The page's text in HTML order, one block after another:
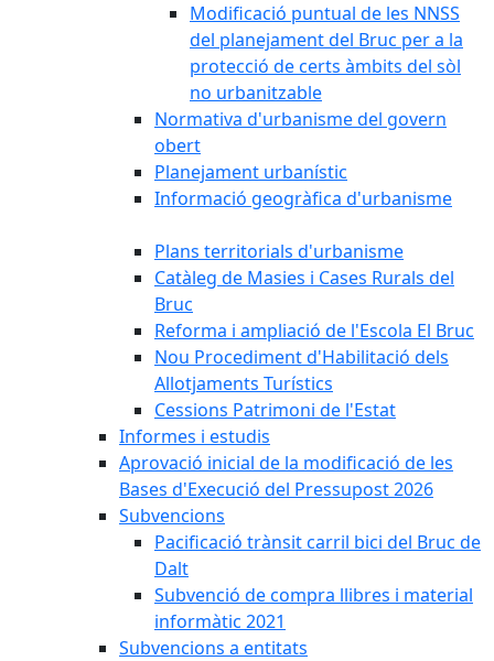
Modificació puntual de les NNSS
del planejament del Bruc per a la
protecció de certs àmbits del sòl
no urbanitzable
Normativa d'urbanisme del govern
obert
Planejament urbanístic
Informació geogràfica d'urbanisme
Plans territorials d'urbanisme
Catàleg de Masies i Cases Rurals del
Bruc
Reforma i ampliació de l'Escola El Bruc
Nou Procediment d'Habilitació dels
Allotjaments Turístics
Cessions Patrimoni de l'Estat
Informes i estudis
Aprovació inicial de la modificació de les
Bases d'Execució del Pressupost 2026
Subvencions
Pacificació trànsit carril bici del Bruc de
Dalt
Subvenció de compra llibres i material
informàtic 2021
Subvencions a entitats